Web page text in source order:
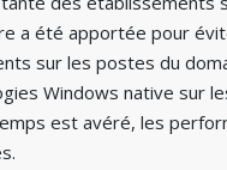
a été apportée pour
sur les postes du
Windows native sur
est avéré, les